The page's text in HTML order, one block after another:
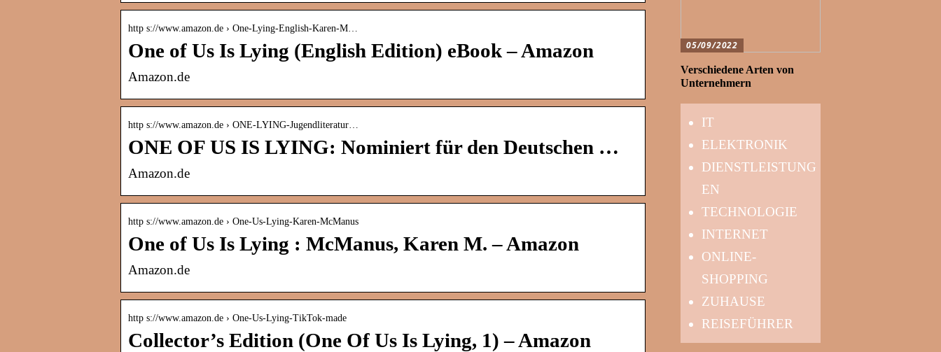
http s://www.amazon.de › One-Lying-English-Karen-M…
One of Us Is Lying (English Edition) eBook – Amazon
Amazon.de
http s://www.amazon.de › ONE-LYING-Jugendliteratur…
ONE OF US IS LYING: Nominiert für den Deutschen …
Amazon.de
http s://www.amazon.de › One-Us-Lying-Karen-McManus
One of Us Is Lying : McManus, Karen M. – Amazon
Amazon.de
http s://www.amazon.de › One-Us-Lying-TikTok-made
Collector’s Edition (One Of Us Is Lying, 1) – Amazon
05/09/2022
Verschiedene Arten von
Unternehmern
IT
ELEKTRONIK
DIENSTLEISTUNG
EN
TECHNOLOGIE
INTERNET
ONLINE-
SHOPPING
ZUHAUSE
REISEFÜHRER